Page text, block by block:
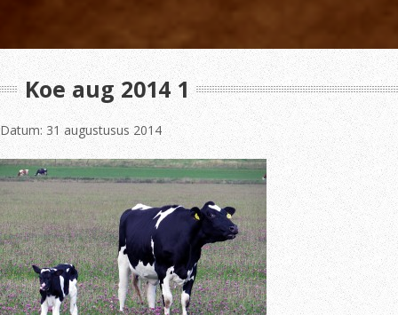
Koe aug 2014 1
Datum: 31 augustusus 2014